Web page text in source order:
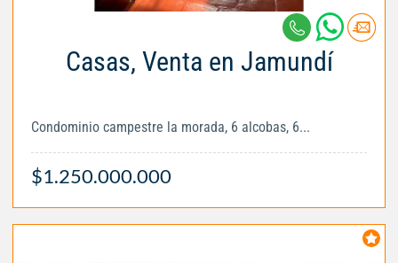
Casas, Venta en Jamundí
Condominio campestre la morada, 6 alcobas, 6...
$1.250.000.000